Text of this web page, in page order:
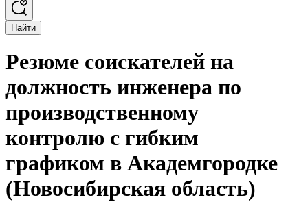
Найти
Резюме соискателей на
должность инженера по
производственному
контролю с гибким
графиком в Академгородке
(Новосибирская область)